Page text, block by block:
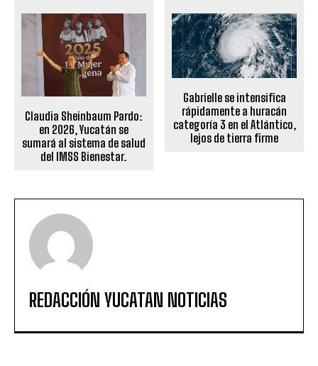
Claudia Sheinbaum Pardo:
en 2026, Yucatán se
sumará al sistema de salud
del IMSS Bienestar.
Gabrielle se intensifica
rápidamente a huracán
categoría 3 en el Atlántico,
lejos de tierra firme
REDACCIÓN YUCATAN NOTICIAS